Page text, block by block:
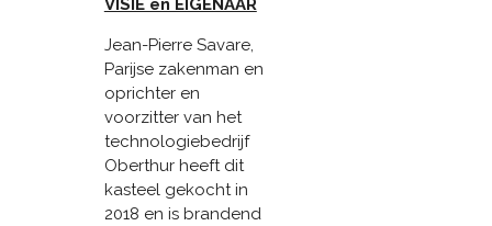
VISIE en EIGENAAR
Jean-Pierre Savare,
Parijse zakenman en
oprichter en
voorzitter van het
technologiebedrijf
Oberthur heeft dit
kasteel gekocht in
2018 en is brandend